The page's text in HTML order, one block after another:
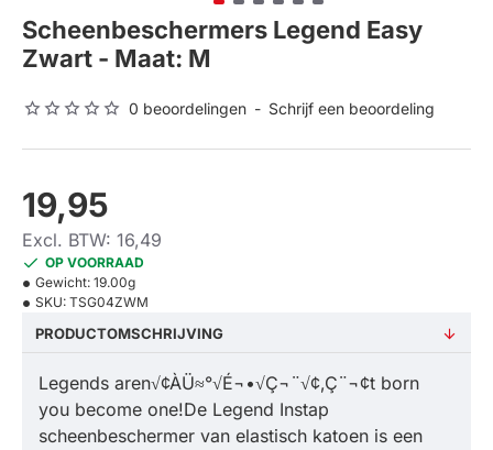
Scheenbeschermers Legend Easy
Zwart - Maat: M
0 beoordelingen - Schrijf een beoordeling
19,95
Excl. BTW: 16,49
OP VOORRAAD
Gewicht: 19.00g
SKU: TSG04ZWM
PRODUCTOMSCHRIJVING
Legends aren√¢ÀÜ≈°√É¬•√Ç¬¨√¢‚Ç¨¬¢t born
you become one!De Legend Instap
scheenbeschermer van elastisch katoen is een